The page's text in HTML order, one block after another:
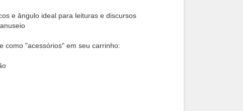
e ângulo ideal para leituras e discursos
como "acessórios" em seu carrinho: